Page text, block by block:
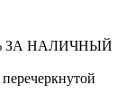
ЗА НАЛИЧНЫЙ